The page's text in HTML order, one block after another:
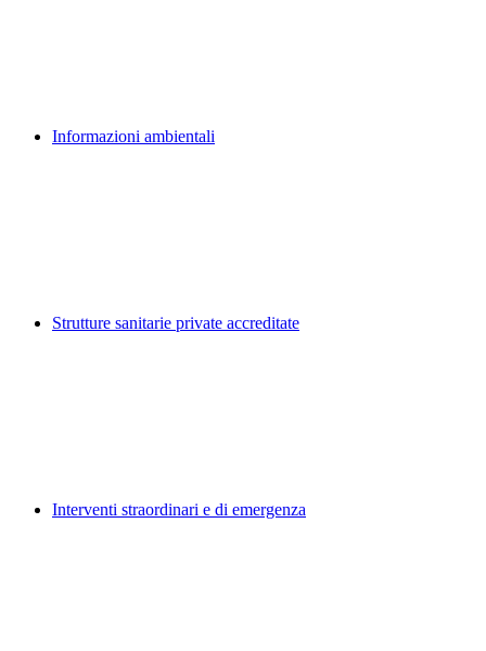
Informazioni ambientali
Strutture sanitarie private accreditate
Interventi straordinari e di emergenza